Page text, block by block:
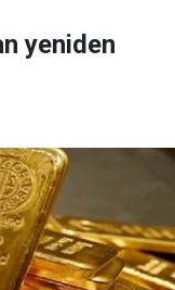
yeniden